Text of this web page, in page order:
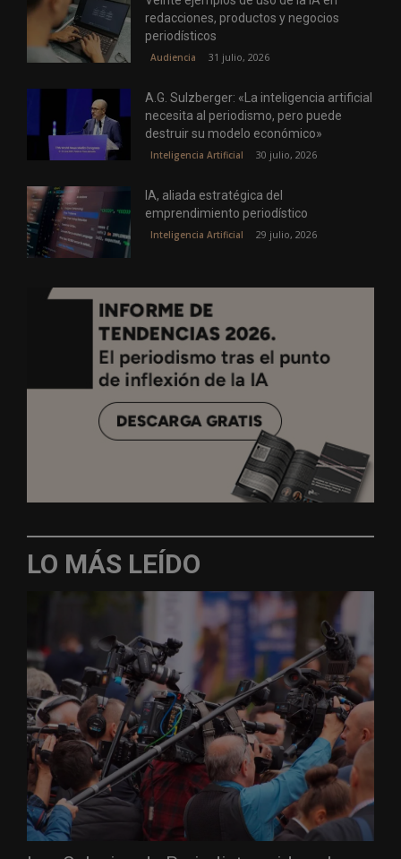
redacciones, productos y negocios
periodísticos
Audiencia 31 julio, 2026
A.G. Sulzberger: «La inteligencia artificial
necesita al periodismo, pero puede
destruir su modelo económico»
Inteligencia Artificial 30 julio, 2026
IA, aliada estratégica del
emprendimiento periodístico
Inteligencia Artificial 29 julio, 2026
LO MÁS LEÍDO